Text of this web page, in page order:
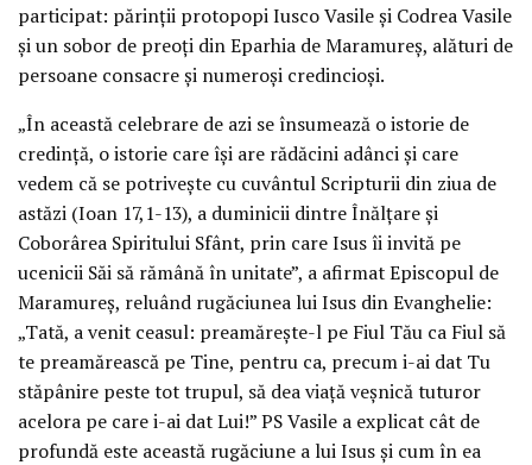
participat: părinții protopopi Iusco Vasile și Codrea Vasile
și un sobor de preoți din Eparhia de Maramureș, alături de
persoane consacre și numeroși credincioși.
„În această celebrare de azi se însumează o istorie de
credință, o istorie care își are rădăcini adânci și care
vedem că se potrivește cu cuvântul Scripturii din ziua de
astăzi (Ioan 17,1-13), a duminicii dintre Înălțare și
Coborârea Spiritului Sfânt, prin care Isus îi invită pe
ucenicii Săi să rămână în unitate”, a afirmat Episcopul de
Maramureș, reluând rugăciunea lui Isus din Evanghelie:
„Tată, a venit ceasul: preamărește-l pe Fiul Tău ca Fiul să
te preamărească pe Tine, pentru ca, precum i-ai dat Tu
stăpânire peste tot trupul, să dea viață veșnică tuturor
acelora pe care i-ai dat Lui!” PS Vasile a explicat cât de
profundă este această rugăciune a lui Isus și cum în ea